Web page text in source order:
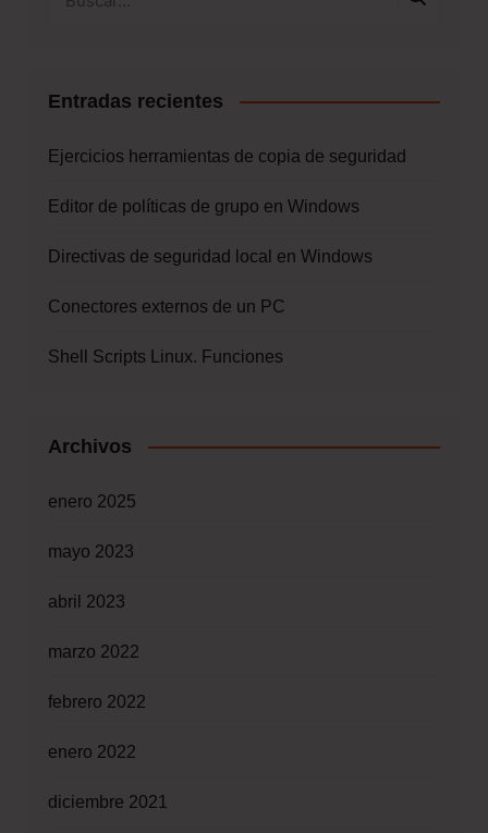
Entradas recientes
Ejercicios herramientas de copia de seguridad
Editor de políticas de grupo en Windows
Directivas de seguridad local en Windows
Conectores externos de un PC
Shell Scripts Linux. Funciones
Archivos
enero 2025
mayo 2023
abril 2023
marzo 2022
febrero 2022
enero 2022
diciembre 2021